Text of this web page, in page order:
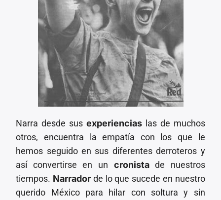
Narra desde sus experiencias las de muchos
otros, encuentra la empatía con los que le
hemos seguido en sus diferentes derroteros y
así convertirse en un cronistade nuestros
tiempos. Narrador de lo que sucede en nuestro
querido México para hilar con soltura y sin